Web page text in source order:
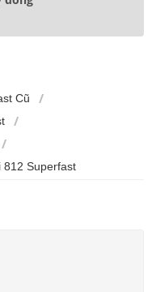
Cũ
812 Superfast